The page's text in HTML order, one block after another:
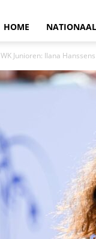
HOME NATIONAAL
WK Junioren: Ilana